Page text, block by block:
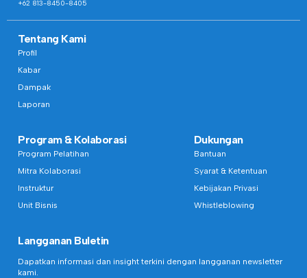
+62 813-8450-8405
Tentang Kami
Profil
Kabar
Dampak
Laporan
Program & Kolaborasi
Program Pelatihan
Mitra Kolaborasi
Instruktur
Unit Bisnis
Dukungan
Bantuan
Syarat & Ketentuan
Kebijakan Privasi
Whistleblowing
Langganan Buletin
Dapatkan informasi dan insight terkini dengan langganan newsletter
kami.